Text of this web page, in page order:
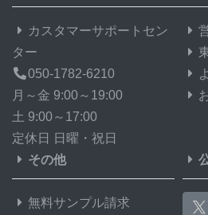
カスタマーサポートセン
ター
050-1782-6210
月～金 9:00～19:00
土 9:00～17:00
定休日 日曜・祝日
その他
無料サンプル請求